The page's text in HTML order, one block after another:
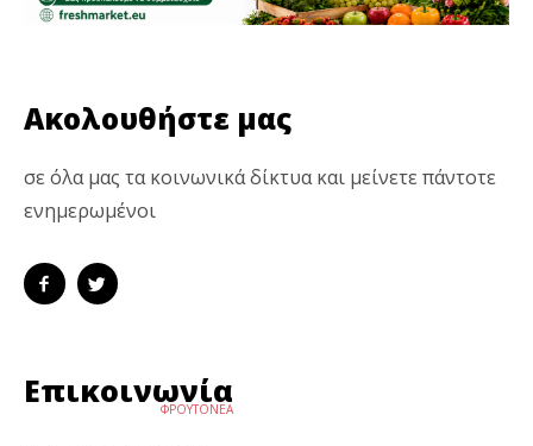
Ακολουθήστε μας
σε όλα μας τα κοινωνικά δίκτυα και μείνετε πάντοτε
ενημερωμένοι
Επικοινωνία
ΦΡΟΥΤΟΝΕΑ